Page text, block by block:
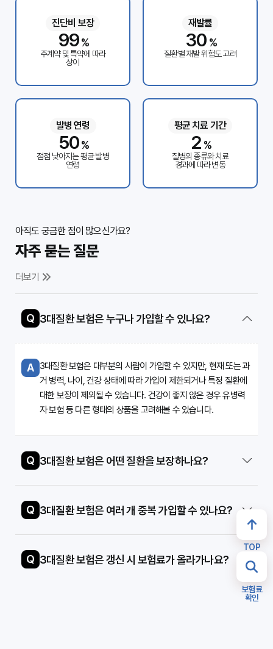
진단비 보장
100%
주계약 및 특약에 따라
상이
재발률
30 %
질환별 재발 위험도 고려
발병 연령
50%
점점 낮아지는 평균 발병
연령
평균 치료 기간
2 %
질병의 종류와 치료
경과에 따라 변동
아직도 궁금한 점이 많으신가요?
자주 묻는 질문
더보기
Q 3대질환 보험은 누구나 가입할 수 있나요?
A 3대질환 보험은 대부분의 사람이 가입할 수 있지만, 현재 또는 과
거 병력, 나이, 건강 상태에 따라 가입이 제한되거나 특정 질환에
대한 보장이 제외될 수 있습니다. 건강이 좋지 않은 경우 유병력
자 보험 등 다른 형태의 상품을 고려해볼 수 있습니다.
Q 3대질환 보험은 어떤 질환을 보장하나요?
Q 3대질환 보험은 여러 개 중복 가입할 수 있나요?
Q 3대질환 보험은 갱신 시 보험료가 올라가나요?
TOP
보험료
확인